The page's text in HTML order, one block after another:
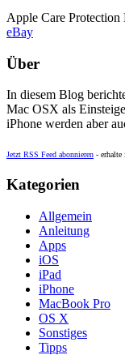
Apple Care
eBay
Über
In diesem Blog
Mac OSX als
iPhone werden aber
Jetzt RSS Feed abonnieren - erhalte
Kategorien
Allgemein
Anleitung
Apps
iOS
iPad
iPhone
MacBook Pro
OS X
Sonstiges
Tipps